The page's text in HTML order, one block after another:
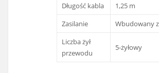
Długość kabla
1,25 m
Zasilanie
Wbudowany
Liczba żył
przewodu
5-żyłowy